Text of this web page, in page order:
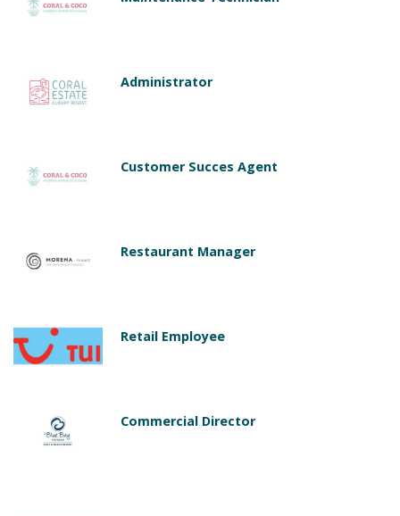
Administrator
Customer Succes Agent
Restaurant Manager
Retail Employee
Commercial Director